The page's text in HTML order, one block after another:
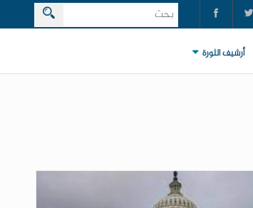
أرشيف الثورة